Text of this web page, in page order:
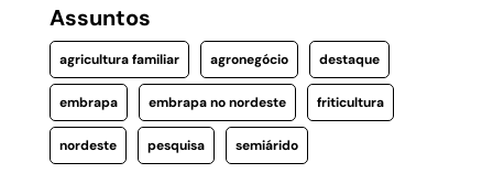
Assuntos
agricultura familiar agronegócio destaque
embrapa embrapa no nordeste friticultura
nordeste pesquisa semiárido